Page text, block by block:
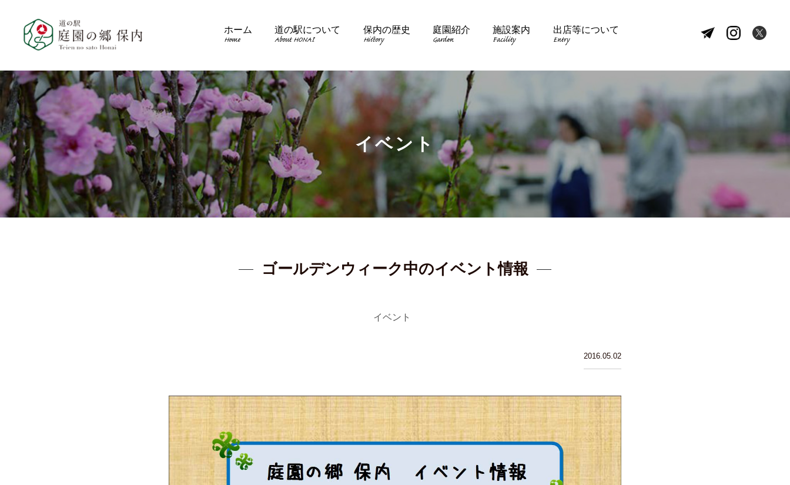
ホーム
Home
道の駅について
About HONAI
保内の歴史
History
庭園紹介
Garden
施設案内
Facility
出店等について
Entry
イベント
ゴールデンウィーク中のイベント情報
イベント
2016.05.02